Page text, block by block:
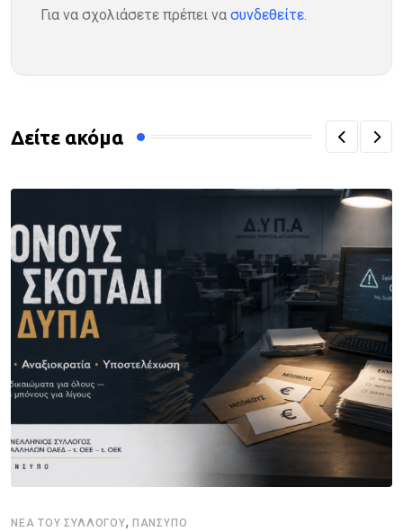
Για να σχολιάσετε πρέπει να συνδεθείτε.
Δείτε ακόμα
ΝΈΑ ΤΟΥ ΣΥΛΛΌΓΟΥ, ΠΑΝΣΥΠΟ